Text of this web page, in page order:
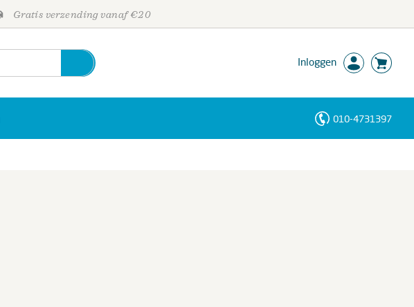
Gratis verzending vanaf €20
Inloggen
010-4731397
Personen